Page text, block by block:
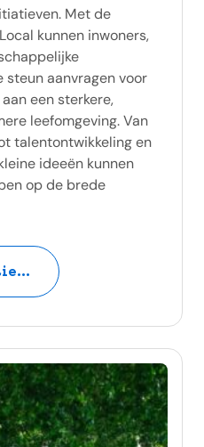
Met de
kunnen inwoners,
aanvragen voor
een sterkere,
leefomgeving. Van
talentontwikkeling en
ideeën kunnen
op de brede